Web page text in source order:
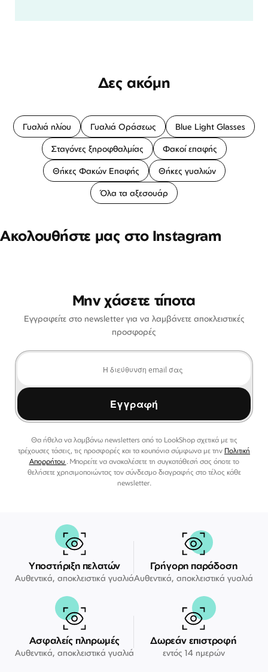
Δες ακόμη
Γυαλιά ηλίου Γυαλιά Οράσεως Blue Light Glasses
Σταγόνες ξηροφθαλμίας Φακοί επαφής
Θήκες Φακών Επαφής Θήκες γυαλιών
Όλα τα αξεσουάρ
Ακολουθήστε μας στο Instagram
Μην χάσετε τίποτα
Εγγραφείτε στο newsletter για να λαμβάνετε αποκλειστικές
προσφορές
Εγγραφή
Θα ήθελα να λαμβάνω newsletters από το LookShop σχετικά με τις
τρέχουσες τάσεις, τις προσφορές και τα κουπόνια σύμφωνα με την Πολιτική
Απορρήτου . Μπορείτε να ανακαλέσετε τη συγκατάθεσή σας όποτε το
θελήσετε χρησιμοποιώντας τον σύνδεσμο διαγραφής στο τέλος κάθε
newsletter.
Υποστήριξη πελατών
Αυθεντικά, αποκλειστικά γυαλιά
Γρήγορη παράδοση
Αυθεντικά, αποκλειστικά γυαλιά
Ασφαλείς πληρωμές
Αυθεντικά, αποκλειστικά γυαλιά
Δωρεάν επιστροφή
εντός 14 ημερών